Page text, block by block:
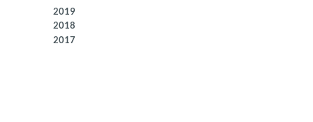
2019
2018
2017